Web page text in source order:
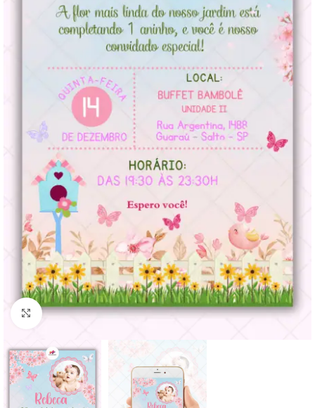
Clique para ampliar